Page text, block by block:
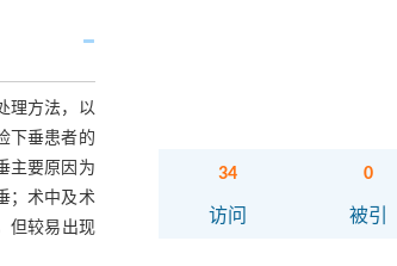
理方法，以
下垂患者的
主要原因为
；术中及术
但较易出现
34
访问
0
被引